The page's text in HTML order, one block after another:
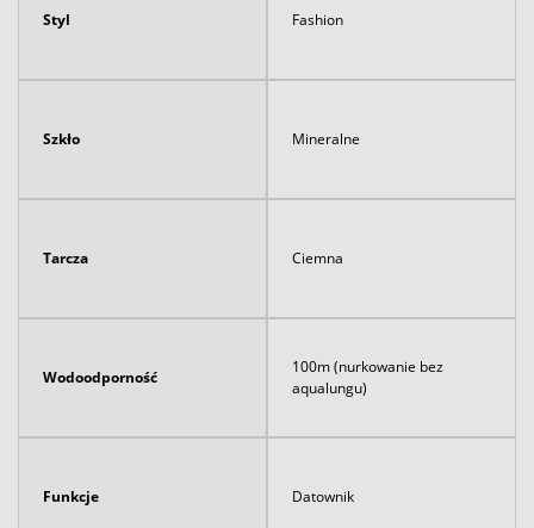
Styl Fashion
Szkło Mineralne
Tarcza Ciemna
Wodoodporność
100m (nurkowanie bez
aqualungu)
Funkcje Datownik